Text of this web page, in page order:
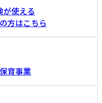
が使える
方はこちら
育事業